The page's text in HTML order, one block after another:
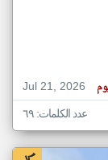
Jul 21, 2026
عدد الكلمات: ٦٩